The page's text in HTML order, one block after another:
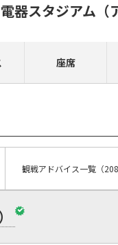
器スタジアム
座席
観戦アドバイス一覧（208